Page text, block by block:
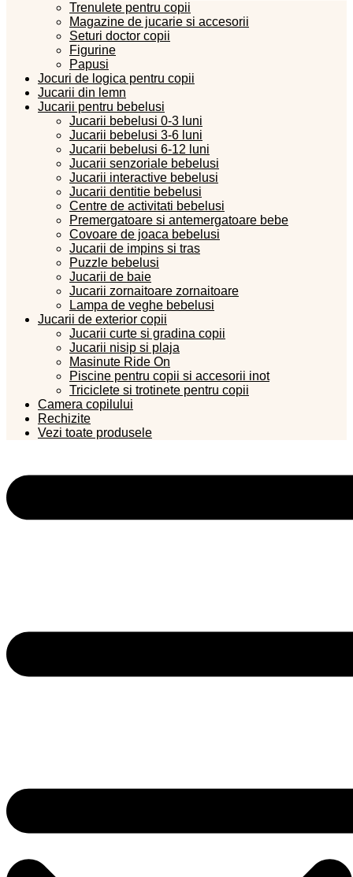
Trenulete pentru copii
Magazine de jucarie si accesorii
Seturi doctor copii
Figurine
Papusi
Jocuri de logica pentru copii
Jucarii din lemn
Jucarii pentru bebelusi
Jucarii bebelusi 0-3 luni
Jucarii bebelusi 3-6 luni
Jucarii bebelusi 6-12 luni
Jucarii senzoriale bebelusi
Jucarii interactive bebelusi
Jucarii dentitie bebelusi
Centre de activitati bebelusi
Premergatoare si antemergatoare bebe
Covoare de joaca bebelusi
Jucarii de impins si tras
Puzzle bebelusi
Jucarii de baie
Jucarii zornaitoare zornaitoare
Lampa de veghe bebelusi
Jucarii de exterior copii
Jucarii curte si gradina copii
Jucarii nisip si plaja
Masinute Ride On
Piscine pentru copii si accesorii inot
Triciclete si trotinete pentru copii
Camera copilului
Rechizite
Vezi toate produsele